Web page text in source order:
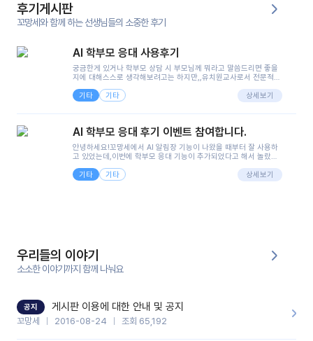
후기게시판
꼬망세와 함께 하는 선생님들의 소중한 후기
AI 학부모 응대 사용후기
궁금한게 있거나 학부모 상담 시 부모님께 뭐라고 말씀드리면 좋을
지에 대해스스로 생각해보려고는 하지만,,유치원교사로서 전문적인
려니 어려울때가...^^(저만 그런거 아니죠 ㅜㅜ)꼬망봇의 장점은 지
피티나 제미나이는 몇세이고 여자인지 남자인지 등그래도 좀 기본
정보를 제공하면서 물어봐야할 때가 있어그때마다 정보를 입력하는
으셔서 고민이 됐는데ai 학부모 응대를 써볼 수 있어서 좋았어요!앞
면..)그리고 제가 신입 때 이게 있었더라면 ㅜㅜㅜㅜ?응대 팁이 정말
좋은거 같아요지금은 그래도 아이들이 잘 이해 되지만초임 때는 정
말 어려워서 항상다른 선생님들께 도움을 요청했었거든요..ㅠ*일지
쓸 때도 좀 도움이 되는 거 같아요!
기타 기타 상세보기
AI 학부모 응대 후기 이벤트 참여합니다.
안녕하세요!꼬망세에서 AI 알림장 기능이 나왔을 때부터 잘 사용하
고 있었는데,이번에 학부모 응대 기능이 추가되었다고 해서 놀랐습
님 응대에 더 많은 부담을 느끼고 있습니다 ㅠㅠ이번에 제가 원에서
겪은 일과 학부모님께 전달드렸던 내용을 함께 보시고,저와 비슷한
을 많이 하는데,꼬망봇 덕분에 고민하는 시간을 줄이고 학부모님을
안심시킬 수 있었습니다.이 부분은 꼬망봇이 추가로 알려준 응대 tip
입니다.학부모님께 전화를 드리기 전에, 내용을 숙지하여 좀 더 전문
성 있는 교사가 되어 대화를 나눌 수 있었습니다.꼬망세 AI학부모 응
기능을 개발해 주셔서 감사합니다.
기타 기타 상세보기
우리들의 이야기
소소한 이야기까지 함께 나눠요
공지 게시판 이용에 대한 안내 및 공지
꼬망세 2016-08-24 조회 65,192